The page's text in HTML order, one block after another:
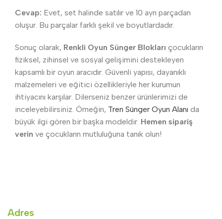
Cevap: Evet, set halinde satılır ve 10 ayrı parçadan
oluşur. Bu parçalar farklı şekil ve boyutlardadır.
Sonuç olarak, Renkli Oyun Sünger Blokları çocukların
fiziksel, zihinsel ve sosyal gelişimini destekleyen
kapsamlı bir oyun aracıdır. Güvenli yapısı, dayanıklı
malzemeleri ve eğitici özellikleriyle her kurumun
ihtiyacını karşılar. Dilerseniz benzer ürünlerimizi de
inceleyebilirsiniz. Örneğin, Tren Sünger Oyun Alanı da
büyük ilgi gören bir başka modeldir. Hemen sipariş
verin ve çocukların mutluluğuna tanık olun!
Adres